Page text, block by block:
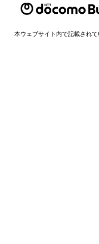
本ウェブサイト内で記載され